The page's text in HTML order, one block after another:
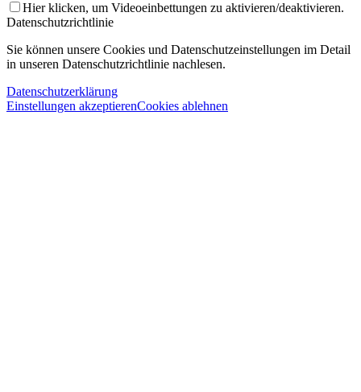
Hier klicken, um Videoeinbettungen zu aktivieren/deaktivieren.
Datenschutzrichtlinie
Sie können unsere Cookies und Datenschutzeinstellungen im Detail
in unseren Datenschutzrichtlinie nachlesen.
Datenschutzerklärung
Einstellungen akzeptierenCookies ablehnen